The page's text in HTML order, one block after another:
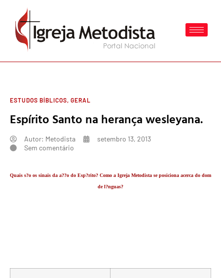
ESTUDOS BÍBLICOS, GERAL
Espírito Santo na herança wesleyana.
Autor: Metodista
setembro 13, 2013
Sem comentário
Quais s?o os sinais da a??o do Esp?rito? Como a Igreja Metodista se posiciona acerca do dom
de l?nguas?